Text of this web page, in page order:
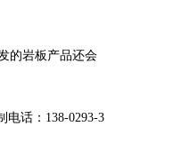
的岩板产品还会
电话：138-0293-3